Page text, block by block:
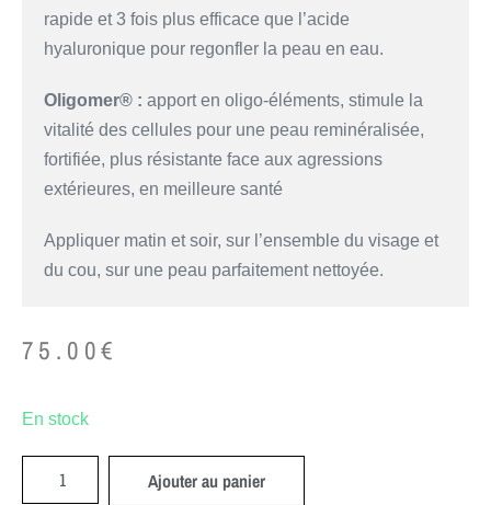
rapide et 3 fois plus efficace que l’acide
hyaluronique pour regonfler la peau en eau.
Oligomer® : apport en oligo-éléments, stimule la
vitalité des cellules pour une peau reminéralisée,
fortifiée, plus résistante face aux agressions
extérieures, en meilleure santé
Appliquer matin et soir, sur l’ensemble du visage et
du cou, sur une peau parfaitement nettoyée.
75.00€
En stock
Ajouter au panier